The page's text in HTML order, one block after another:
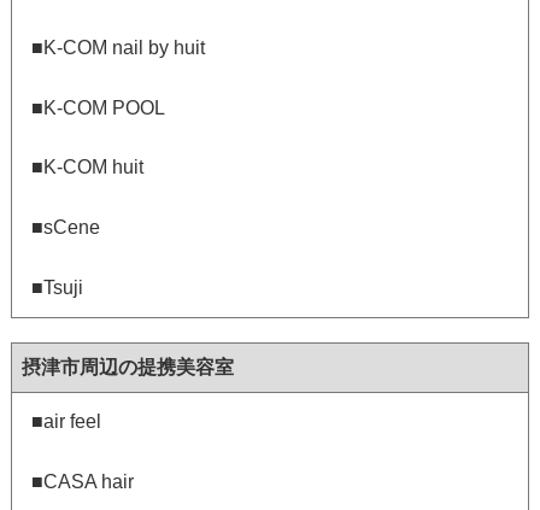
■K-COM nail by huit
■K-COM POOL
■K-COM huit
■sCene
■Tsuji
摂津市周辺の提携美容室
■air feel
■CASA hair